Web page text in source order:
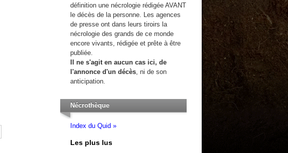
définition une nécrologie rédigée AVANT
le décès de la personne. Les agences
de presse ont dans leurs tiroirs la
nécrologie des grands de ce monde
encore vivants, rédigée et prête à être
publiée.
Il ne s'agit en aucun cas ici, de
l'annonce d'un décès, ni de son
anticipation.
Nécrothèque
Index du Quid »
Les plus lus